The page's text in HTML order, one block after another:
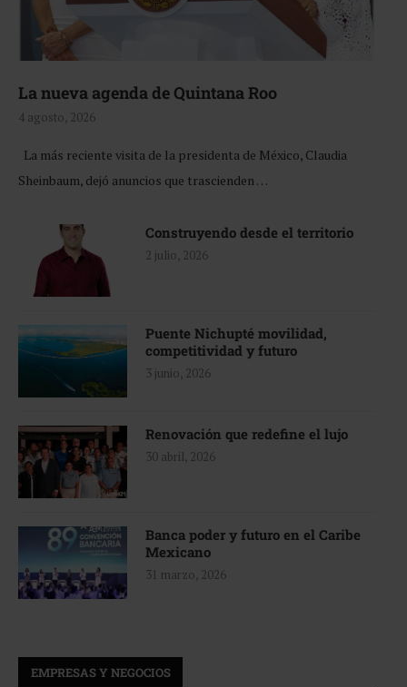
La nueva agenda de Quintana Roo
4 agosto, 2026
La más reciente visita de la presidenta de México, Claudia
Sheinbaum, dejó anuncios que trascienden …
Construyendo desde el territorio
2 julio, 2026
Puente Nichupté movilidad,
competitividad y futuro
3 junio, 2026
Renovación que redefine el lujo
30 abril, 2026
Banca poder y futuro en el Caribe
Mexicano
31 marzo, 2026
EMPRESAS Y NEGOCIOS